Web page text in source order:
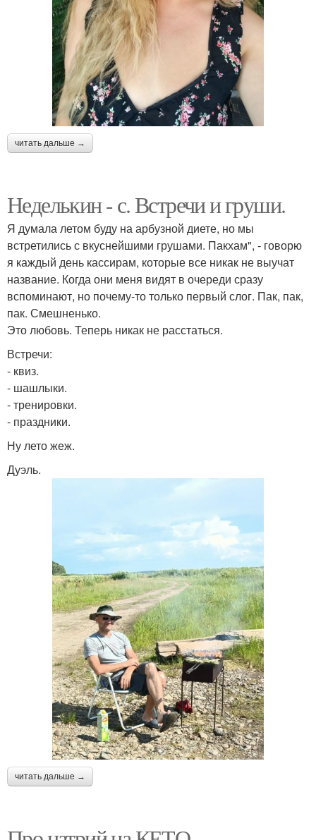
читать дальше →
Неделькин - с. Встречи и груши.
Я думала летом буду на арбузной диете, но мы
встретились с вкуснейшими грушами. Пакхам", - говорю
я каждый день кассирам, которые все никак не выучат
название. Когда они меня видят в очереди сразу
вспоминают, но почему-то только первый слог. Пак, пак,
пак. Смешненько.
Это любовь. Теперь никак не расстаться.
Встречи:
- квиз.
- шашлыки.
- тренировки.
- праздники.
Ну лето жеж.
Дуэль.
читать дальше →